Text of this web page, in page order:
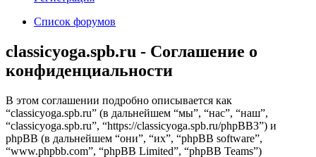
Список форумов
classicyoga.spb.ru - Соглашение о
конфиденциальности
В этом соглашении подробно описывается как
“classicyoga.spb.ru” (в дальнейшем “мы”, “нас”, “наш”,
“classicyoga.spb.ru”, “https://classicyoga.spb.ru/phpBB3”) и
phpBB (в дальнейшем “они”, “их”, “phpBB software”,
“www.phpbb.com”, “phpBB Limited”, “phpBB Teams”)